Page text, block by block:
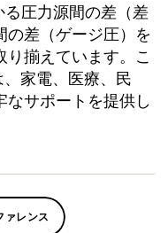
圧力源間の差（差
差（ゲージ圧）を
揃えています。こ
家電、医療、民
サポートを提供し
ァレンス